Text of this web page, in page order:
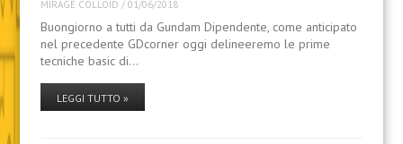
MIRAGE COLLOID / 01/06/2018
Buongiorno a tutti da Gundam Dipendente, come anticipato
nel precedente GDcorner oggi delineeremo le prime
tecniche basic di…
LEGGI TUTTO »